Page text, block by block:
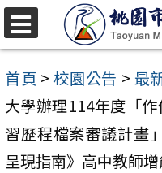
跳
至
主
要
內
容
首頁 > 校園公告 > 最
大學辦理114年度「
習歷程檔案審議計畫
呈現指南》高中教師
選
單